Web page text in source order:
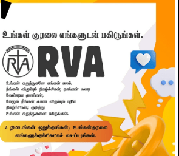
STAY CONNECTED WITH US!